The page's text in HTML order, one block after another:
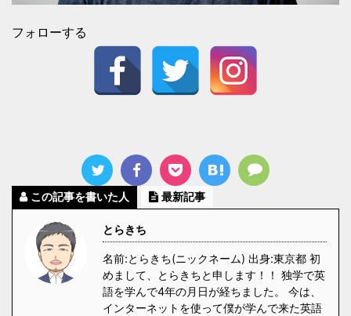
フォローする
この記事を書いた人 最新記事
とらきち
名前:とらきち(ニックネーム) 出身:東京都 初
めまして、とらきちと申します！！ 独学で英
語を学んで4年の月日が経ちました。 今は、
インターネットを使って僕が学んで来た英語